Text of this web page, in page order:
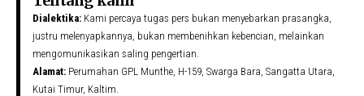
Dialektika: Kami percaya tugas pers bukan menyebarkan prasangka,
justru melenyapkannya, bukan membenihkan kebencian, melainkan
mengomunikasikan saling pengertian.
Alamat: Perumahan GPL Munthe, H-159, Swarga Bara, Sangatta Utara,
Kutai Timur, Kaltim.